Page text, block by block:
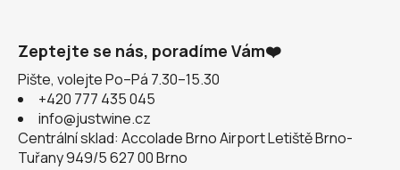
Zeptejte se nás, poradíme Vám❤️
Pište, volejte Po–Pá 7.30–15.30
+420 777 435 045
info@justwine.cz
Centrální sklad: Accolade Brno Airport Letiště Brno-
Tuřany 949/5 627 00 Brno